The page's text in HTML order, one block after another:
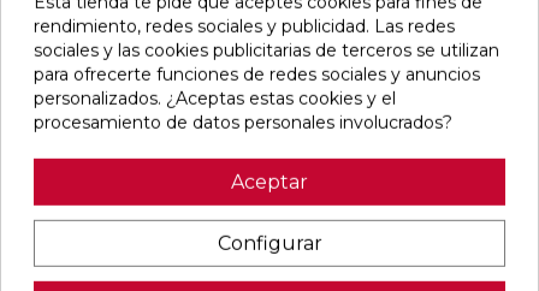
Pensamos que te puede interesar
BODO
SLIPSTOP
RECTIFICADO
Ref:
Alaplana
favorite
WHITE MATE
31,6X100
RECTIFICADO
Ref:
Colorker
favorite
KAWAII GREY
MATE
31,6X100
RECTIFICADO
Ref:
Colorker
favorite
WALL WHITE
NATURAL
Ref:
TAU
rendimiento, redes sociales y publicidad. Las redes
sociales y las cookies publicitarias de terceros se utilizan
para ofrecerte funciones de redes sociales y anuncios
personalizados. ¿Aceptas estas cookies y el
procesamiento de datos personales involucrados?
Aceptar
Configurar